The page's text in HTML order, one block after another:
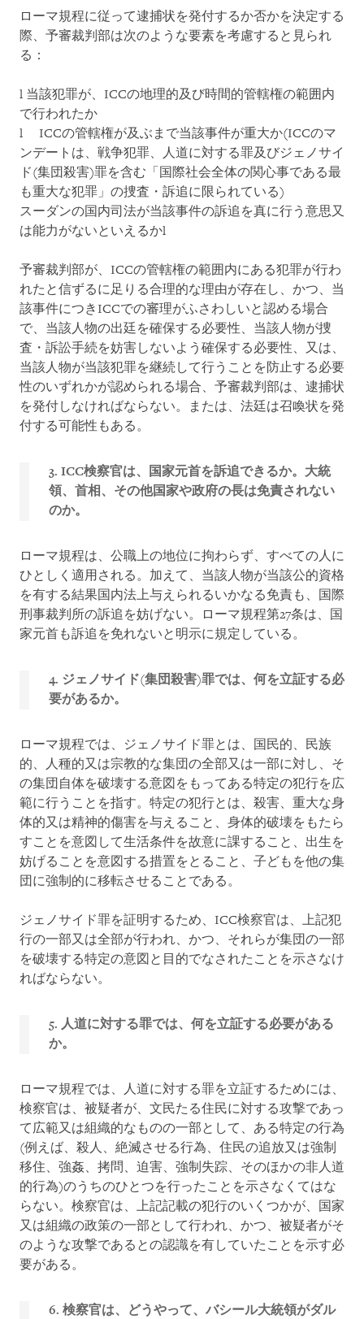
ローマ規程に従って逮捕状を発付するか否かを決定する
際、予審裁判部は次のような要素を考慮すると見られ
る：
l 当該犯罪が、ICCの地理的及び時間的管轄権の範囲内
で行われたか
l ICCの管轄権が及ぶまで当該事件が重大か(ICCのマ
ンデートは、戦争犯罪、人道に対する罪及びジェノサイ
ド(集団殺害)罪を含む「国際社会全体の関心事である最
も重大な犯罪」の捜査・訴追に限られている)
スーダンの国内司法が当該事件の訴追を真に行う意思又
は能力がないといえるかl
予審裁判部が、ICCの管轄権の範囲内にある犯罪が行わ
れたと信ずるに足りる合理的な理由が存在し、かつ、当
該事件につきICCでの審理がふさわしいと認める場合
で、当該人物の出廷を確保する必要性、当該人物が捜
査・訴訟手続を妨害しないよう確保する必要性、又は、
当該人物が当該犯罪を継続して行うことを防止する必要
性のいずれかが認められる場合、予審裁判部は、逮捕状
を発付しなければならない。または、法廷は召喚状を発
付する可能性もある。
3. ICC検察官は、国家元首を訴追できるか。大統
領、首相、その他国家や政府の長は免責されない
のか。
ローマ規程は、公職上の地位に拘わらず、すべての人に
ひとしく適用される。加えて、当該人物が当該公的資格
を有する結果国内法上与えられるいかなる免責も、国際
刑事裁判所の訴追を妨げない。ローマ規程第27条は、国
家元首も訴追を免れないと明示に規定している。
4. ジェノサイド(集団殺害)罪では、何を立証する必
要があるか。
ローマ規程では、ジェノサイド罪とは、国民的、民族
的、人種的又は宗教的な集団の全部又は一部に対し、そ
の集団自体を破壊する意図をもってある特定の犯行を広
範に行うことを指す。特定の犯行とは、殺害、重大な身
体的又は精神的傷害を与えること、身体的破壊をもたら
すことを意図して生活条件を故意に課すること、出生を
妨げることを意図する措置をとること、子どもを他の集
団に強制的に移転させることである。
ジェノサイド罪を証明するため、ICC検察官は、上記犯
行の一部又は全部が行われ、かつ、それらが集団の一部
を破壊する特定の意図と目的でなされたことを示さなけ
ればならない。
5. 人道に対する罪では、何を立証する必要がある
か。
ローマ規程では、人道に対する罪を立証するためには、
検察官は、被疑者が、文民たる住民に対する攻撃であっ
て広範又は組織的なものの一部として、ある特定の行為
(例えば、殺人、絶滅させる行為、住民の追放又は強制
移住、強姦、拷問、迫害、強制失踪、そのほかの非人道
的行為)のうちのひとつを行ったことを示さなくてはな
らない。検察官は、上記記載の犯行のいくつかが、国家
又は組織の政策の一部として行われ、かつ、被疑者がそ
のような攻撃であるとの認識を有していたことを示す必
要がある。
6. 検察官は、どうやって、バシール大統領がダル